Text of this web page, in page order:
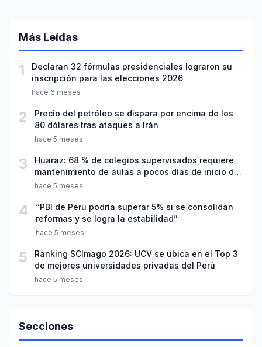
Más Leídas
1
Declaran 32 fórmulas presidenciales lograron su
inscripción para las elecciones 2026
hace 6 meses
2
Precio del petróleo se dispara por encima de los
80 dólares tras ataques a Irán
hace 5 meses
3
Huaraz: 68 % de colegios supervisados requiere
mantenimiento de aulas a pocos días de inicio del
año escolar 2026
hace 5 meses
4
“PBI de Perú podría superar 5% si se consolidan
reformas y se logra la estabilidad”
hace 5 meses
5
Ranking SCImago 2026: UCV se ubica en el Top 3
de mejores universidades privadas del Perú
hace 5 meses
Secciones